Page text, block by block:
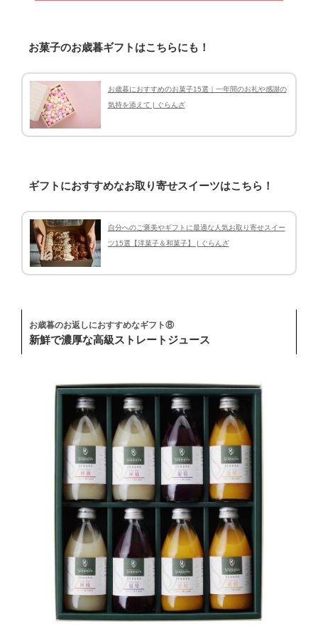
お菓子のお歳暮ギフトはこちらにも！
お歳暮におすすめのお菓子15選｜一年間のお礼や感謝の
気持を添えて | ぐらんざ
ギフトにおすすめなお取り寄せスイーツはこちら！
自分へのご褒美やギフトに最適な人気お取り寄せスイー
ツ15選【洋菓子＆和菓子】 | ぐらんざ
お歳暮のお返しにおすすめなギフト⑧
新鮮で濃厚な高級ストレートジュース